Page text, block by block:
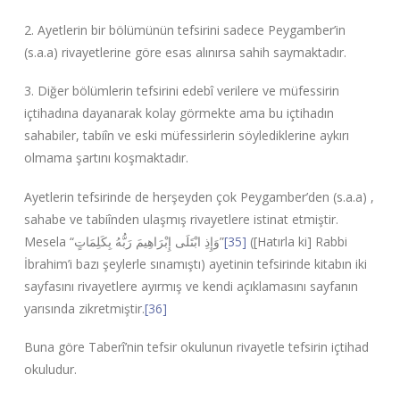
2. Ayetlerin bir bölümünün tefsirini sadece Peygamber’in
(s.a.a) rivayetlerine göre esas alınırsa sahih saymaktadır.
3. Diğer bölümlerin tefsirini edebî verilere ve müfessirin
içtihadına dayanarak kolay görmekte ama bu içtihadın
sahabiler, tabiîn ve eski müfessirlerin söylediklerine aykırı
olmama şartını koşmaktadır.
Ayetlerin tefsirinde de herşeyden çok Peygamber’den (s.a.a) ,
sahabe ve tabiînden ulaşmış rivayetlere istinat etmiştir.
Mesela “وَإِذِ ابْتَلَى إِبْرَاهِيمَ رَبُّهُ بِكَلِمَاتٍ”[35] ([Hatırla ki] Rabbi
İbrahim’i bazı şeylerle sınamıştı) ayetinin tefsirinde kitabın iki
sayfasını rivayetlere ayırmış ve kendi açıklamasını sayfanın
yarısında zikretmiştir.[36]
Buna göre Taberî’nin tefsir okulunun rivayetle tefsirin içtihad
okuludur.